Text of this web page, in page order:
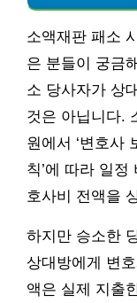
소액재판 패소
은 분들이 궁금
소 당사자가 상
것은 아닙니다.
원에서 ‘변호사
칙’에 따라 일
호사비 전액을
하지만 승소한
상대방에게 변
액은 실제 지출